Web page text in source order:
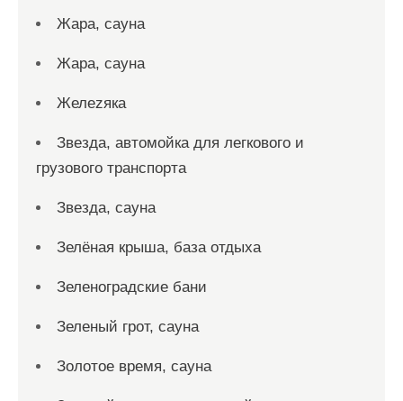
Жара, сауна
Жара, сауна
Желеzяка
Звезда, автомойка для легкового и
грузового транспорта
Звезда, сауна
Зелёная крыша, база отдыха
Зеленоградские бани
Зеленый грот, сауна
Золотое время, сауна